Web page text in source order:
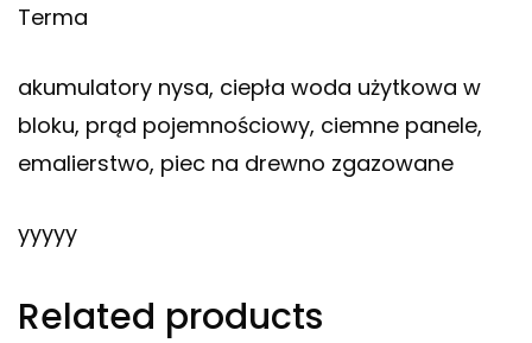
Terma
akumulatory nysa, ciepła woda użytkowa w
bloku, prąd pojemnościowy, ciemne panele,
emalierstwo, piec na drewno zgazowane
yyyyy
Related products